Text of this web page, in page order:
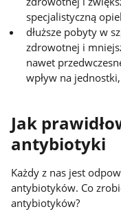
specjalistyczną
dłuższe pobyty w
zdrowotnej i
nawet
wpływ na
Jak
antybiotyki
Każdy z nas jest
antybiotyków. Co
antybiotyków?